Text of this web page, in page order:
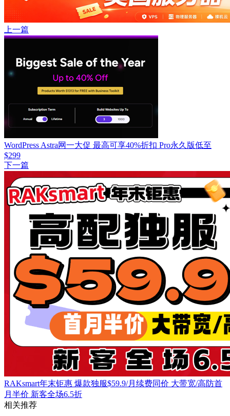
上一篇
WordPress Astra网一大促 最高可享40%折扣 Pro永久版低至
$299
下一篇
RAKsmart年末钜惠 爆款独服$59.9/月续费同价 大带宽/高防首
月半价 新客全场6.5折
相关推荐